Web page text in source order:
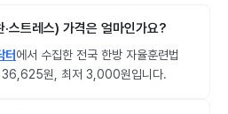
스트레스) 가격은 얼마인가요?
터에서 수집한 전국 한방 자율훈련법
36,625원, 최저 3,000원입니다.